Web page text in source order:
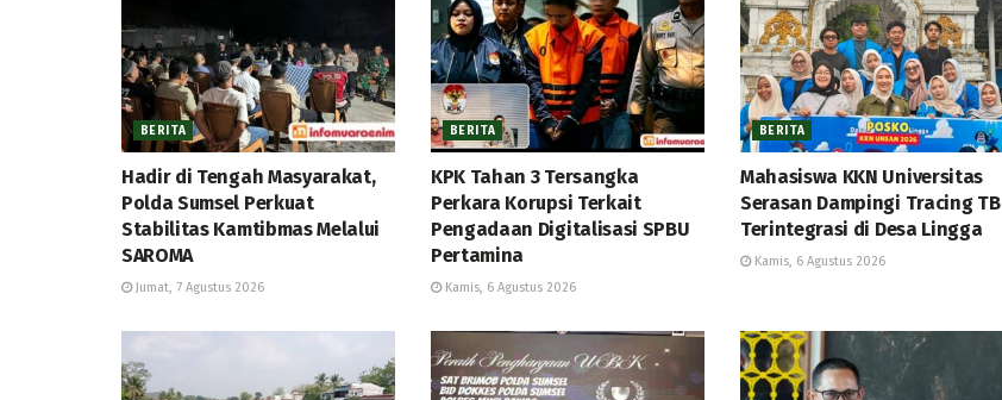
BERITA
Hadir di Tengah Masyarakat,
Polda Sumsel Perkuat
Stabilitas Kamtibmas Melalui
SAROMA
Jumat, 7 Agustus 2026
BERITA
KPK Tahan 3 Tersangka
Perkara Korupsi Terkait
Pengadaan Digitalisasi SPBU
Pertamina
Kamis, 6 Agustus 2026
BERITA
Mahasiswa KKN Universitas
Serasan Dampingi Tracing TB
Terintegrasi di Desa Lingga
Kamis, 6 Agustus 2026